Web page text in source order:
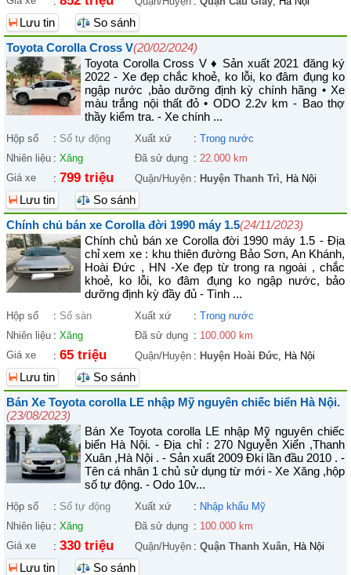
Lưu tin
So sánh
Toyota Corolla Cross V(20/02/2024)
Toyota Corolla Cross V ♦ Sản xuất 2021 đăng ký
2022 - Xe đẹp chắc khoẻ, ko lỗi, ko đâm đụng ko
ngập nước ,bảo dưỡng định kỳ chính hãng • Xe
màu trắng nội thất đỏ • ODO 2.2v km - Bao thợ
thầy kiểm tra. - Xe chính ...
Hộp số : Số tự động Xuất xứ : Trong nước
Nhiên liệu : Xăng Đã sử dụng : 22.000 km
Giá xe
: 799 triệu Quận/Huyện : Huyện Thanh Trì, Hà Nội
Lưu tin
So sánh
Chính chủ bán xe Corolla đời 1990 máy 1.5(24/11/2023)
Chính chủ bán xe Corolla đời 1990 máy 1.5 - Địa
chỉ xem xe : khu thiên đường Bảo Sơn, An Khánh,
Hoài Đức , HN -Xe đẹp từ trong ra ngoài , chắc
khoẻ, ko lỗi, ko đâm đụng ko ngập nước, bảo
dưỡng định kỳ đầy đủ - Tình ...
Hộp số : Số sàn Xuất xứ : Trong nước
Nhiên liệu : Xăng Đã sử dụng : 100.000 km
Giá xe
: 65 triệu Quận/Huyện : Huyện Hoài Đức, Hà Nội
Lưu tin
So sánh
Bán Xe Toyota corolla LE nhập Mỹ nguyên chiếc biển Hà Nội.
(23/08/2023)
Bán Xe Toyota corolla LE nhập Mỹ nguyên chiếc
biển Hà Nội. - Địa chỉ : 270 Nguyễn Xiển ,Thanh
Xuân ,Hà Nội . - Sản xuất 2009 Đki lần đầu 2010 . -
Tên cá nhân 1 chủ sử dụng từ mới - Xe Xăng ,hộp
số tự động. - Odo 10v...
Hộp số : Số tự động Xuất xứ : Nhập khẩu Mỹ
Nhiên liệu : Xăng Đã sử dụng : 100.000 km
Giá xe
: 330 triệu Quận/Huyện : Quận Thanh Xuân, Hà Nội
Lưu tin
So sánh